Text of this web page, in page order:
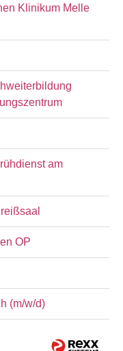
Klinikum Melle
am
OP
(m/w/d)